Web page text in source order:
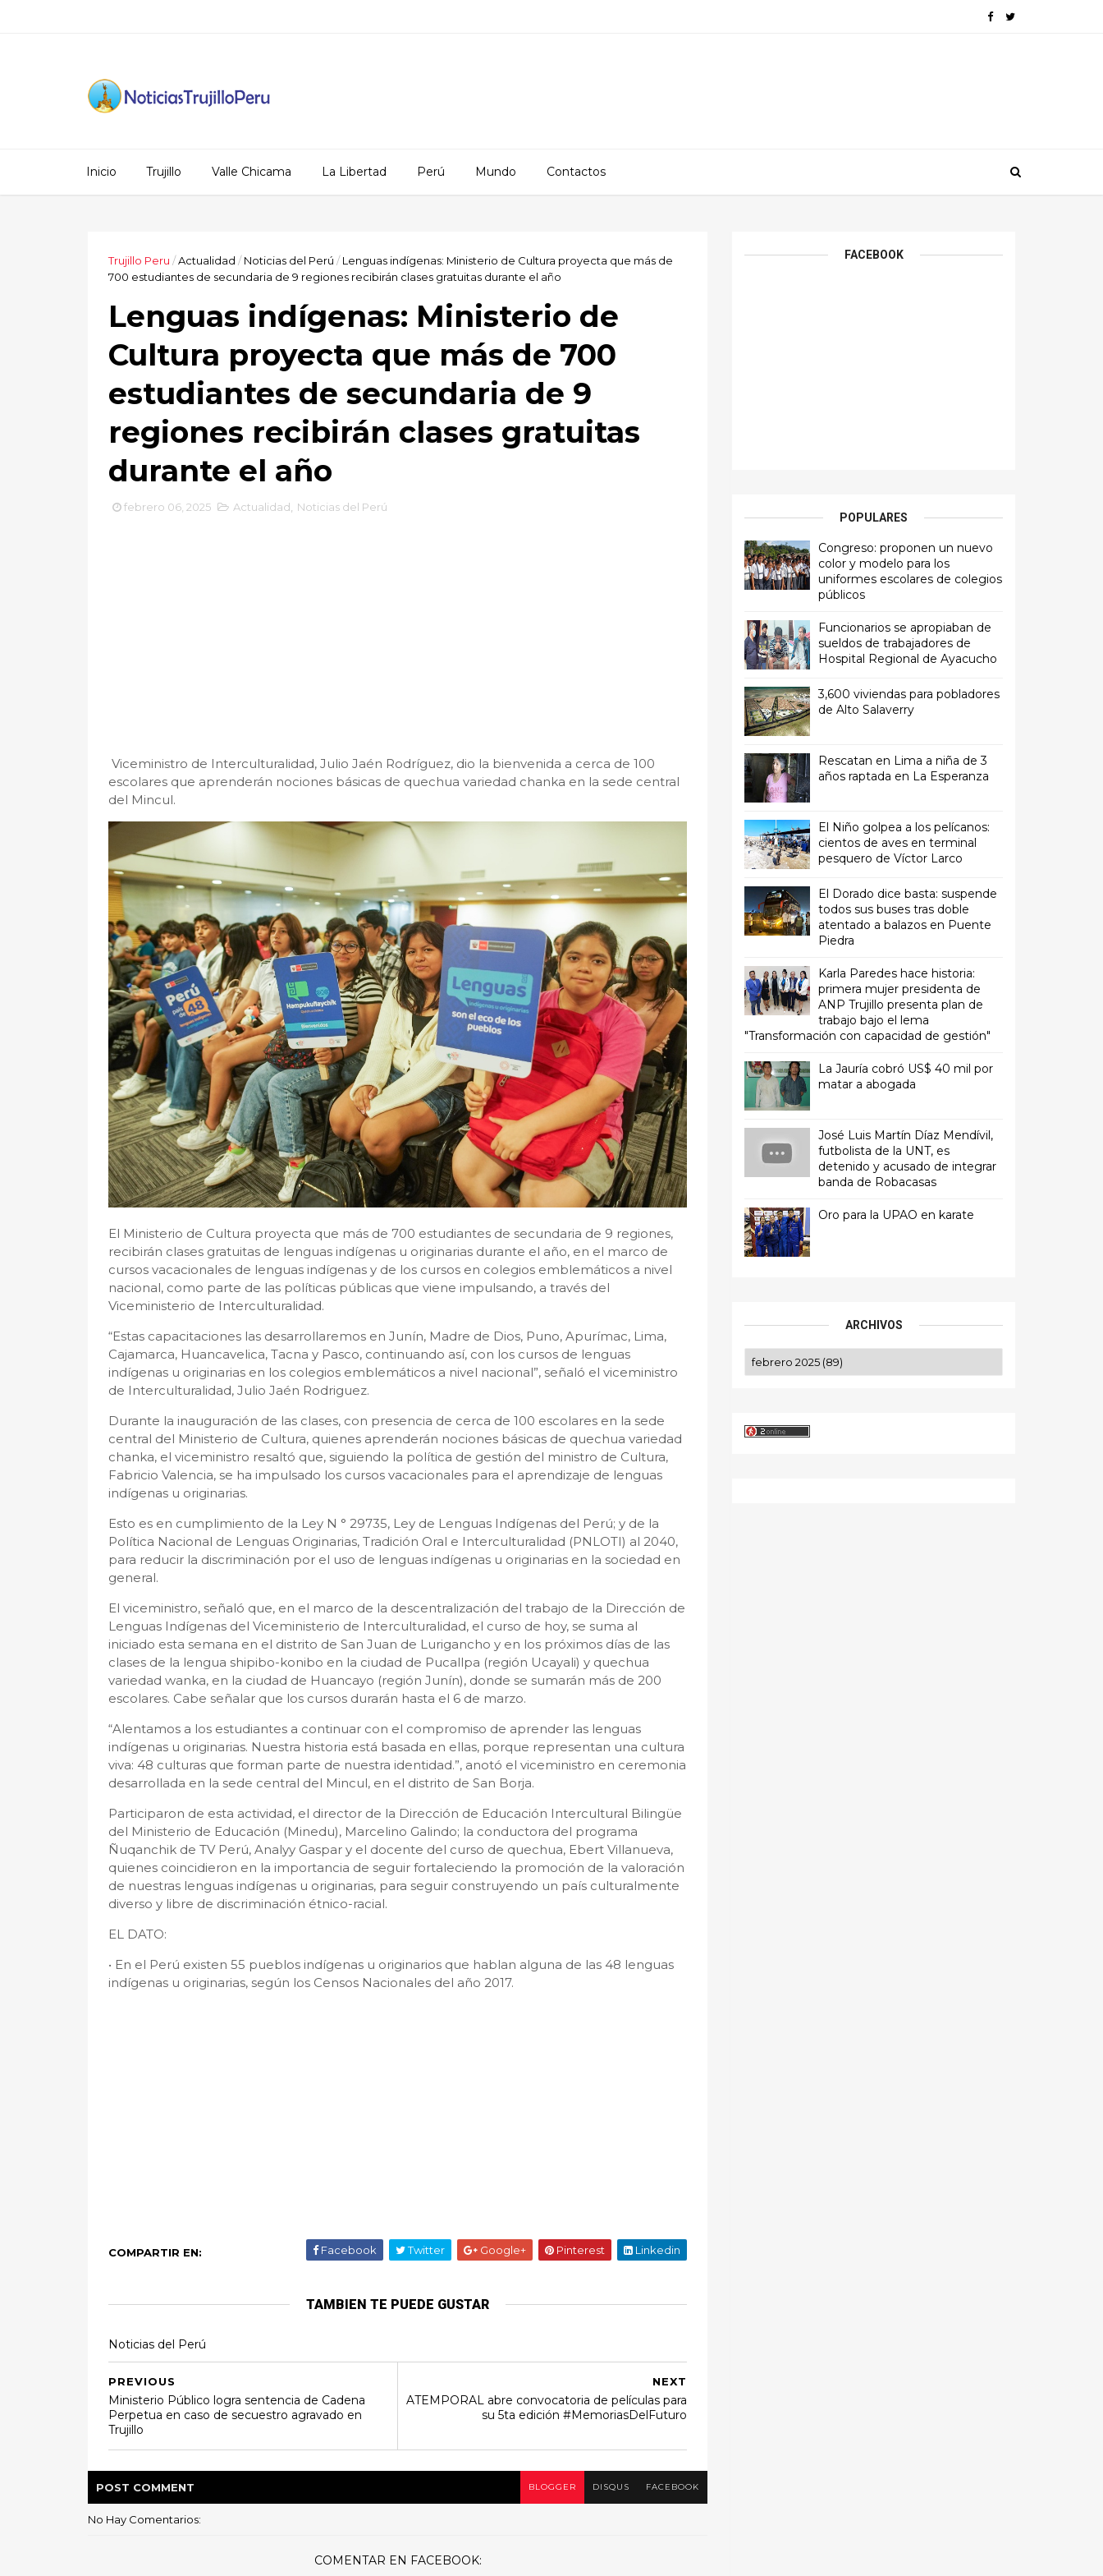
Inicio Trujillo Valle Chicama La Libertad Perú Mundo Contactos
Trujillo Peru /Actualidad / Noticias del Perú / Lenguas indígenas: Ministerio de Cultura proyecta que más de
700 estudiantes de secundaria de 9 regiones recibirán clases gratuitas durante el año
Lenguas indígenas: Ministerio de
Cultura proyecta que más de 700
estudiantes de secundaria de 9
regiones recibirán clases gratuitas
durante el año
febrero 06, 2025 Actualidad Noticias del Perú
Viceministro de Interculturalidad, Julio Jaén Rodríguez, dio la bienvenida a cerca de 100
escolares que aprenderán nociones básicas de quechua variedad chanka en la sede central
del Mincul.
El Ministerio de Cultura proyecta que más de 700 estudiantes de secundaria de 9 regiones,
recibirán clases gratuitas de lenguas indígenas u originarias durante el año, en el marco de
cursos vacacionales de lenguas indígenas y de los cursos en colegios emblemáticos a nivel
nacional, como parte de las políticas públicas que viene impulsando, a través del
Viceministerio de Interculturalidad.
“Estas capacitaciones las desarrollaremos en Junín, Madre de Dios, Puno, Apurímac, Lima,
Cajamarca, Huancavelica, Tacna y Pasco, continuando así, con los cursos de lenguas
indígenas u originarias en los colegios emblemáticos a nivel nacional”, señaló el viceministro
de Interculturalidad, Julio Jaén Rodriguez.
Durante la inauguración de las clases, con presencia de cerca de 100 escolares en la sede
central del Ministerio de Cultura, quienes aprenderán nociones básicas de quechua variedad
chanka, el viceministro resaltó que, siguiendo la política de gestión del ministro de Cultura,
Fabricio Valencia, se ha impulsado los cursos vacacionales para el aprendizaje de lenguas
indígenas u originarias.
Esto es en cumplimiento de la Ley N ° 29735, Ley de Lenguas Indígenas del Perú; y de la
Política Nacional de Lenguas Originarias, Tradición Oral e Interculturalidad (PNLOTI) al 2040,
para reducir la discriminación por el uso de lenguas indígenas u originarias en la sociedad en
general.
El viceministro, señaló que, en el marco de la descentralización del trabajo de la Dirección de
Lenguas Indígenas del Viceministerio de Interculturalidad, el curso de hoy, se suma al
iniciado esta semana en el distrito de San Juan de Lurigancho y en los próximos días de las
clases de la lengua shipibo-konibo en la ciudad de Pucallpa (región Ucayali) y quechua
variedad wanka, en la ciudad de Huancayo (región Junín), donde se sumarán más de 200
escolares. Cabe señalar que los cursos durarán hasta el 6 de marzo.
“Alentamos a los estudiantes a continuar con el compromiso de aprender las lenguas
indígenas u originarias. Nuestra historia está basada en ellas, porque representan una cultura
viva: 48 culturas que forman parte de nuestra identidad.”, anotó el viceministro en ceremonia
desarrollada en la sede central del Mincul, en el distrito de San Borja.
Participaron de esta actividad, el director de la Dirección de Educación Intercultural Bilingüe
del Ministerio de Educación (Minedu), Marcelino Galindo; la conductora del programa
Ñuqanchik de TV Perú, Analyy Gaspar y el docente del curso de quechua, Ebert Villanueva,
quienes coincidieron en la importancia de seguir fortaleciendo la promoción de la valoración
de nuestras lenguas indígenas u originarias, para seguir construyendo un país culturalmente
diverso y libre de discriminación étnico-racial.
EL DATO:
• En el Perú existen 55 pueblos indígenas u originarios que hablan alguna de las 48 lenguas
indígenas u originarias, según los Censos Nacionales del año 2017.
COMPARTIR EN: Facebook Twitter Google+ Pinterest Linkedin
TAMBIEN TE PUEDE GUSTAR
Noticias del Perú
NEXT
ATEMPORAL abre convocatoria de películas para
su 5ta edición #MemoriasDelFuturo
PREVIOUS
Ministerio Público logra sentencia de Cadena
Perpetua en caso de secuestro agravado en
Trujillo
POST COMMENT BLOGGER DISQUS FACEBOOK
No Hay Comentarios:
COMENTAR EN FACEBOOK:
FACEBOOK
POPULARES
Congreso: proponen un nuevo
color y modelo para los
uniformes escolares de colegios
públicos
Funcionarios se apropiaban de
sueldos de trabajadores de
Hospital Regional de Ayacucho
3,600 viviendas para pobladores
de Alto Salaverry
Rescatan en Lima a niña de 3
años raptada en La Esperanza
El Niño golpea a los pelícanos:
cientos de aves en terminal
pesquero de Víctor Larco
El Dorado dice basta: suspende
todos sus buses tras doble
atentado a balazos en Puente
Piedra
Karla Paredes hace historia:
primera mujer presidenta de
ANP Trujillo presenta plan de
trabajo bajo el lema
"Transformación con capacidad de gestión"
La Jauría cobró US$ 40 mil por
matar a abogada
José Luis Martín Díaz Mendívil,
futbolista de la UNT, es
detenido y acusado de integrar
banda de Robacasas
Oro para la UPAO en karate
ARCHIVOS